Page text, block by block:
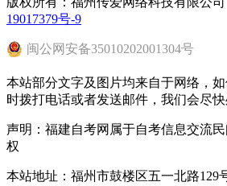
19017379号-9
闽公网安备35010202001304号
本站部分文字及图片均来自于网络，
时拨打电话或者发送邮件，我们会尽
声明：福建自考网属于自考信息交流
权
本站地址：福州市鼓楼区五一北路129